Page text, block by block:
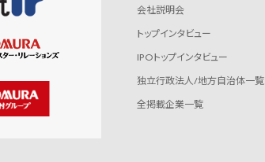
会社説明会
トップインタビュー
IPOトップインタビュー
独立行政法人/地方自治体一覧
全掲載企業一覧